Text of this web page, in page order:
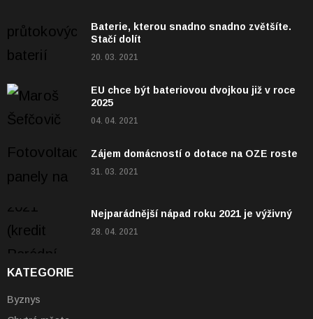
Baterie, kterou snadno snadno zvětšíte.
Stačí dolít
20. 03. 2021
EU chce být bateriovou dvojkou již v roce
2025
04. 04. 2021
Zájem domácností o dotace na OZE roste
31. 03. 2021
Nejparádnější nápad roku 2021 je výživný
28. 04. 2021
KATEGORIE
Byznys